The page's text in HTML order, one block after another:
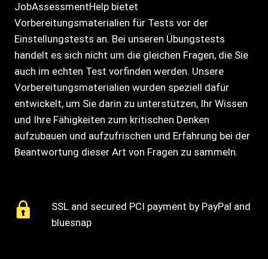
JobAssessmentHelp bietet
Vorbereitungsmaterialien für Tests vor der
Einstellungstests an. Bei unseren Übungstests
handelt es sich nicht um die gleichen Fragen, die Sie
auch im echten Test vorfinden werden. Unsere
Vorbereitungsmaterialien wurden speziell dafür
entwickelt, um Sie darin zu unterstützen, Ihr Wissen
und Ihre Fähigkeiten zum kritischen Denken
aufzubauen und aufzufrischen und Erfahrung bei der
Beantwortung dieser Art von Fragen zu sammeln.
SSL and secured PCI payment by PayPal and
bluesnap